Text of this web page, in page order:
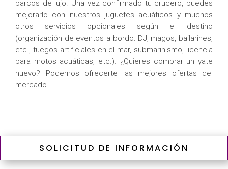
barcos de lujo. Una vez confirmado tu crucero, puedes
mejorarlo con nuestros juguetes acuáticos y muchos
otros servicios opcionales según el destino
(organización de eventos a bordo: DJ, magos, bailarines,
etc., fuegos artificiales en el mar, submarinismo, licencia
para motos acuáticas, etc.). ¿Quieres comprar un yate
nuevo? Podemos ofrecerte las mejores ofertas del
mercado.
SOLICITUD DE INFORMACIÓN